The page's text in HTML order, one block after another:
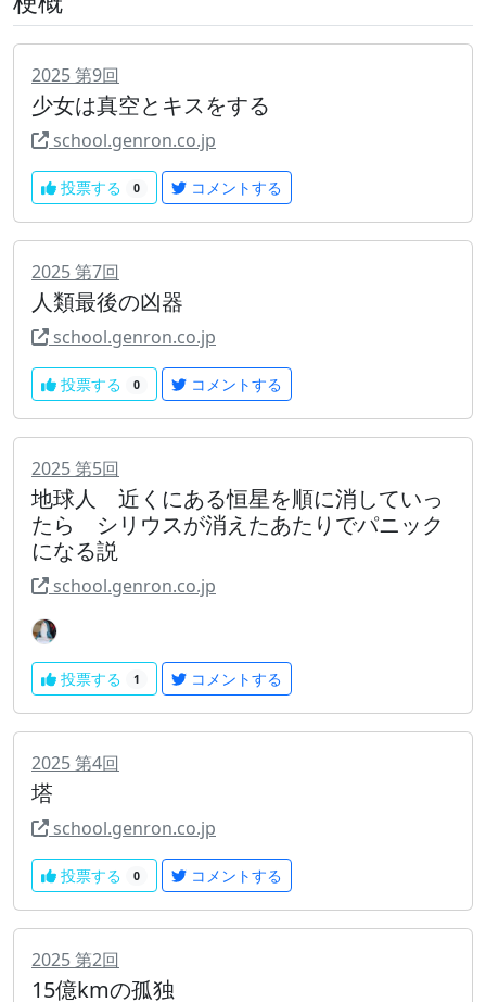
2025第9回
少女は真空とキスをする
school.genron.co.jp
投票する 0 コメントする
2025第7回
人類最後の凶器
school.genron.co.jp
投票する 0 コメントする
2025第5回
地球人 近くにある恒星を順に消していっ
たら シリウスが消えたあたりでパニック
になる説
school.genron.co.jp
投票する 1 コメントする
2025第4回
塔
school.genron.co.jp
投票する 0 コメントする
2025第2回
15億kmの孤独